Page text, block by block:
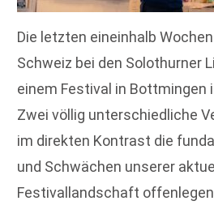
Die letzten eineinhalb
Schweiz bei den Solothurner
einem Festival in Bottmingen
Zwei völlig unterschiedliche
im direkten Kontrast die
und Schwächen unserer
Festivallandschaft